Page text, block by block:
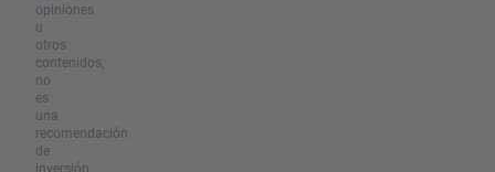
opiniones
u
otros
contenidos,
no
es
una
recomendación
de
inversión